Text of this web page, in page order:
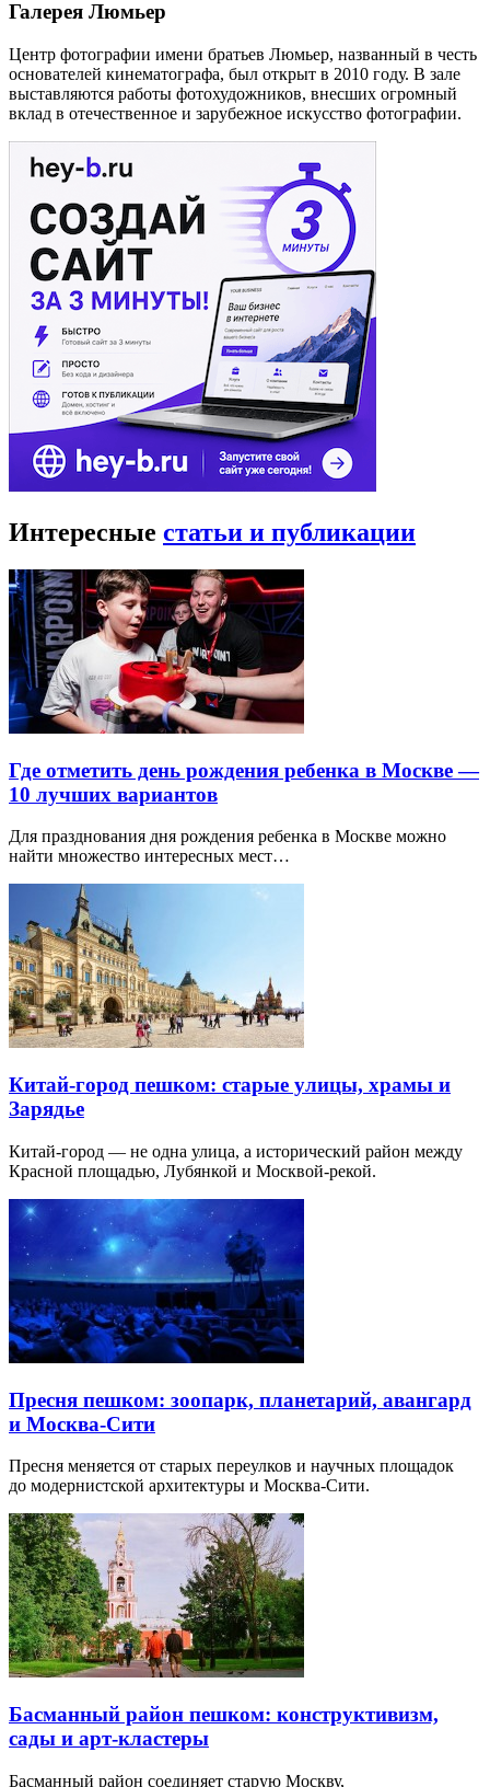
Галерея Люмьер
Центр фотографии имени братьев Люмьер, названный в честь
основателей кинематографа, был открыт в 2010 году. В зале
выставляются работы фотохудожников, внесших огромный
вклад в отечественное и зарубежное искусство фотографии.
Интересные статьи и публикации
Где отметить день рождения ребенка в Москве —
10 лучших вариантов
Для празднования дня рождения ребенка в Москве можно
найти множество интересных мест…
Китай-город пешком: старые улицы, храмы и
Зарядье
Китай-город — не одна улица, а исторический район между
Красной площадью, Лубянкой и Москвой-рекой.
Пресня пешком: зоопарк, планетарий, авангард
и Москва-Сити
Пресня меняется от старых переулков и научных площадок
до модернистской архитектуры и Москва-Сити.
Басманный район пешком: конструктивизм,
сады и арт-кластеры
Басманный район соединяет старую Москву,